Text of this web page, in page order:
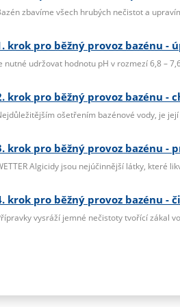
zbavíme všech hrubých nečistot a
krok pro běžný provoz bazénu -
nutné udržovat hodnotu pH v rozmezí 6,8 –
krok pro běžný provoz bazénu -
ošetřením bazénové vody, je
krok pro běžný provoz bazénu -
Algicidy jsou nejúčinnější látky, které
krok pro běžný provoz bazénu -
vysráží jemné nečistoty tvořící zákal